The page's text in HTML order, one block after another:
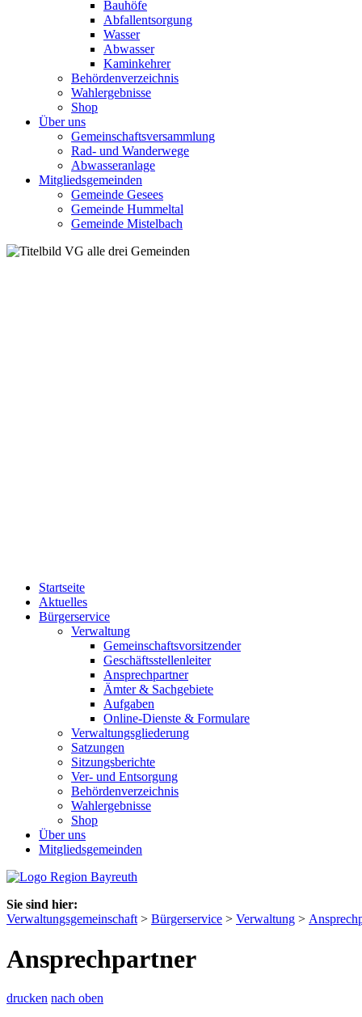
Bauhöfe
Abfallentsorgung
Wasser
Abwasser
Kaminkehrer
Behördenverzeichnis
Wahlergebnisse
Shop
Über uns
Gemeinschaftsversammlung
Rad- und Wanderwege
Abwasseranlage
Mitgliedsgemeinden
Gemeinde Gesees
Gemeinde Hummeltal
Gemeinde Mistelbach
Startseite
Aktuelles
Bürgerservice
Verwaltung
Gemeinschaftsvorsitzender
Geschäftsstellenleiter
Ansprechpartner
Ämter & Sachgebiete
Aufgaben
Online-Dienste & Formulare
Verwaltungsgliederung
Satzungen
Sitzungsberichte
Ver- und Entsorgung
Behördenverzeichnis
Wahlergebnisse
Shop
Über uns
Mitgliedsgemeinden
Sie sind hier:
Verwaltungsgemeinschaft > Bürgerservice > Verwaltung >
Ansprechpartner
drucken nach oben